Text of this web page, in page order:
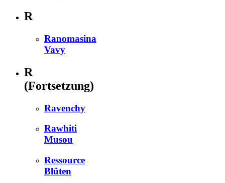
R
Ranomasina
Vavy
R
(Fortsetzung)
Ravenchy
Rawhiti
Musou
Ressource
Blüten